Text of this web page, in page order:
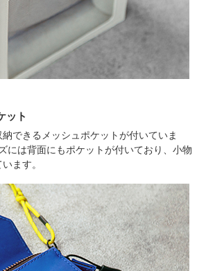
ット
できるメッシュポケットが付いていま
には背面にもポケットが付いており、小物
ます。